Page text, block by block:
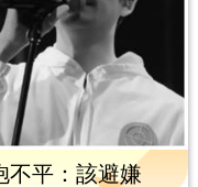
平：該避嫌